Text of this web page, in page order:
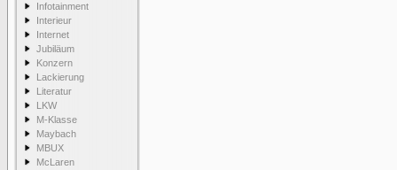
Infotainment
Interieur
Internet
Jubiläum
Konzern
Lackierung
Literatur
LKW
M-Klasse
Maybach
MBUX
McLaren